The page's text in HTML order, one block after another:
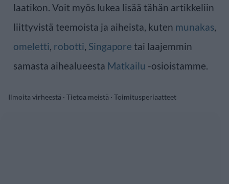
laatikon. Voit myös lukea lisää tähän artikkeliin
liittyvistä teemoista ja aiheista, kuten munakas,
omeletti, robotti, Singapore tai laajemmin
samasta aihealueesta Matkailu -osioistamme.
Ilmoita virheestä · Tietoa meistä · Toimitusperiaatteet